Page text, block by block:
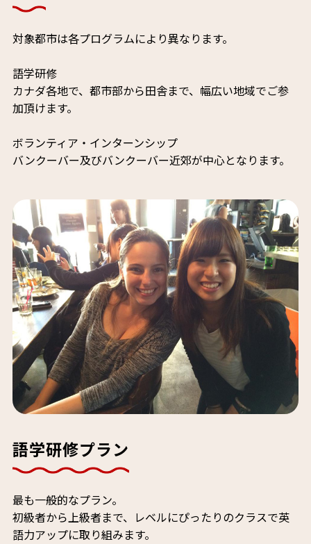
対象都市は各プログラムにより異なります。
語学研修
カナダ各地で、都市部から田舎まで、幅広い地域でご参
加頂けます。
ボランティア・インターンシップ
バンクーバー及びバンクーバー近郊が中心となります。
語学研修プラン
最も一般的なプラン。
初級者から上級者まで、レベルにぴったりのクラスで英
語力アップに取り組みます。